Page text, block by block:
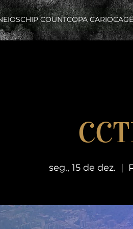
CHIP COUNTCOPA CARIOCA
seg., 15 de dez.
  |